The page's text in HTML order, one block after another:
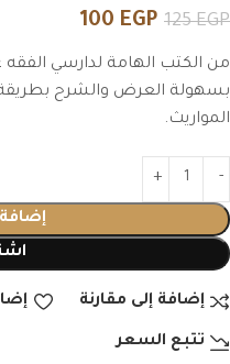
125EGP
100 EGP
من الكتب الهامة لدارسي
بسهولة العرض والشرح
المواريث.
إضافة إلى مقارنة
تتبع السعر